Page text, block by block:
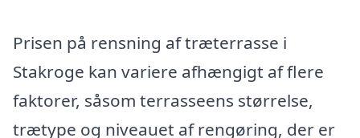
Prisen på rensning af træterrasse i
Stakroge kan variere afhængigt af flere
faktorer, såsom terrasseens størrelse,
trætype og niveauet af rengøring, der er